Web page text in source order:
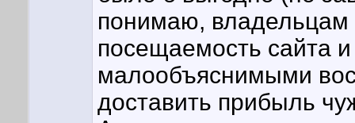
понимаю, владельцам
посещаемость сайта
малообъяснимыми
доставить прибыль